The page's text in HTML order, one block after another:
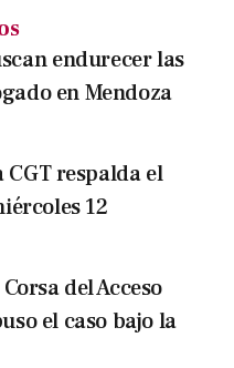
endurecer las
en Mendoza
CGT respalda el
12
Corsa del Acceso
el caso bajo la